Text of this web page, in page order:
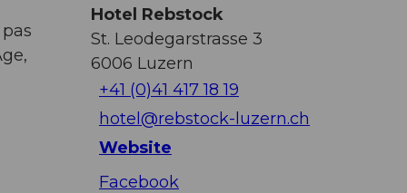
Hotel Rebstock
St. Leodegarstrasse 3
6006 Luzern
+41 (0)41 417 18 19
hotel@rebstock-luzern.ch
Website
Facebook